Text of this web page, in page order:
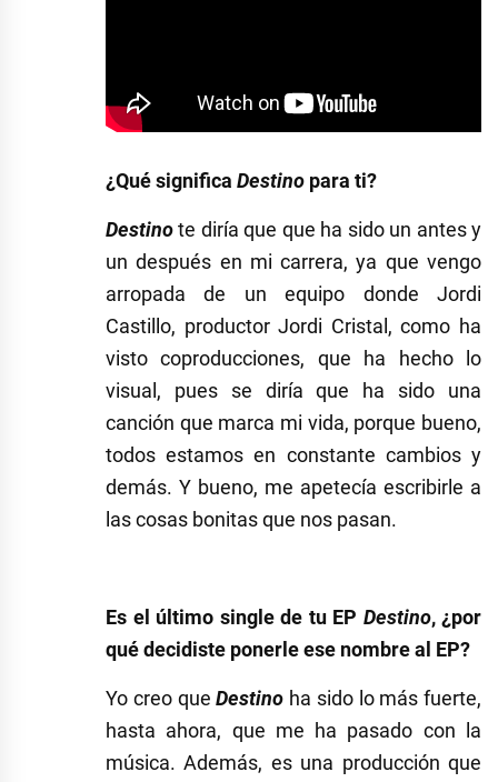
¿Qué significa Destino para ti?
Destinote diría que que ha sido un antes y
un después en mi carrera, ya que vengo
arropada de un equipo donde Jordi
Castillo, productor Jordi Cristal, como ha
visto coproducciones, que ha hecho lo
visual, pues se diría que ha sido una
canción que marca mi vida, porque bueno,
todos estamos en constante cambios y
demás. Y bueno, me apetecía escribirle a
las cosas bonitas que nos pasan.
Es el último single de tu EP Destino, ¿por
qué decidiste ponerle ese nombre al EP?
Yo creo queDestino ha sido lo más fuerte,
hasta ahora, que me ha pasado con la
música. Además, es una producción que